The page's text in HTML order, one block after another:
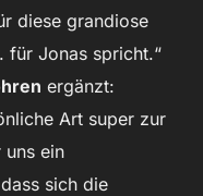
diese grandiose
für Jonas spricht.“
ergänzt:
Art super zur
uns ein
sich die